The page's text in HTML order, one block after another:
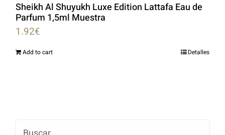
Sheikh Al Shuyukh Luxe Edition Lattafa Eau de
Parfum 1,5ml Muestra
1.92€
Add to cart Detalles
Buscar